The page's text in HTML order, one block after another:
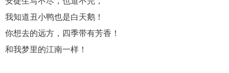
我知道丑小鸭也是白天鹅！
你想去的远方，四季带有芳香！
和我梦里的江南一样！